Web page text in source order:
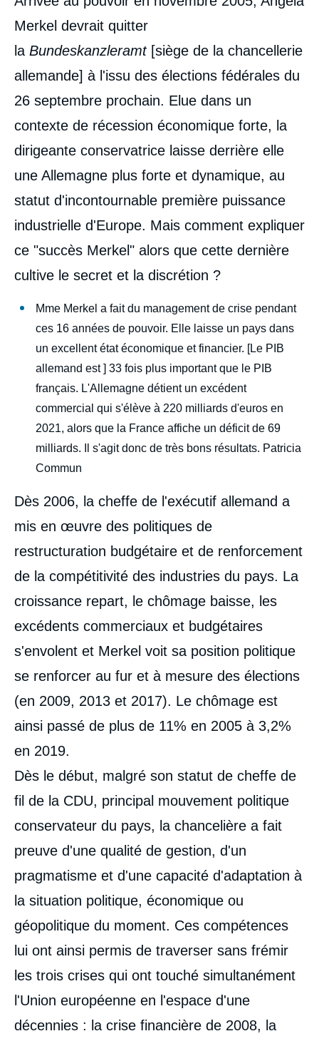
intervention
médiatique
Merkel devrait quitter
la Bundeskanzleramt [siège de la chancellerie
allemande] à l'issu des élections fédérales du
26 septembre prochain. Elue dans un
contexte de récession économique forte, la
dirigeante conservatrice laisse derrière elle
une Allemagne plus forte et dynamique, au
statut d'incontournable première puissance
industrielle d'Europe. Mais comment expliquer
ce "succès Merkel" alors que cette dernière
cultive le secret et la discrétion ?
Mme Merkel a fait du management de crise pendant
ces 16 années de pouvoir. Elle laisse un pays dans
un excellent état économique et financier. [Le PIB
allemand est ] 33 fois plus important que le PIB
français. L'Allemagne détient un excédent
commercial qui s'élève à 220 milliards d'euros en
2021, alors que la France affiche un déficit de 69
milliards. Il s'agit donc de très bons résultats. Patricia
Commun
Dès 2006, la cheffe de l'exécutif allemand a
mis en œuvre des politiques de
restructuration budgétaire et de renforcement
de la compétitivité des industries du pays. La
croissance repart, le chômage baisse, les
excédents commerciaux et budgétaires
s'envolent et Merkel voit sa position politique
se renforcer au fur et à mesure des élections
(en 2009, 2013 et 2017). Le chômage est
ainsi passé de plus de 11% en 2005 à 3,2%
en 2019.
Dès le début, malgré son statut de cheffe de
fil de la CDU, principal mouvement politique
conservateur du pays, la chancelière a fait
preuve d'une qualité de gestion, d'un
pragmatisme et d'une capacité d'adaptation à
la situation politique, économique ou
géopolitique du moment. Ces compétences
lui ont ainsi permis de traverser sans frémir
les trois crises qui ont touché simultanément
l'Union européenne en l'espace d'une
décennies : la crise financière de 2008, la